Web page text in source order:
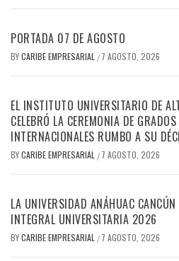
PORTADA 07 DE AGOSTO
BYCARIBE EMPRESARIAL / 7 AGOSTO, 2026
EL INSTITUTO UNIVERSITARIO DE
CELEBRÓ LA CEREMONIA DE
INTERNACIONALES RUMBO A SU
BYCARIBE EMPRESARIAL / 7 AGOSTO, 2026
LA UNIVERSIDAD ANÁHUAC
INTEGRAL UNIVERSITARIA 2026
BYCARIBE EMPRESARIAL / 7 AGOSTO, 2026